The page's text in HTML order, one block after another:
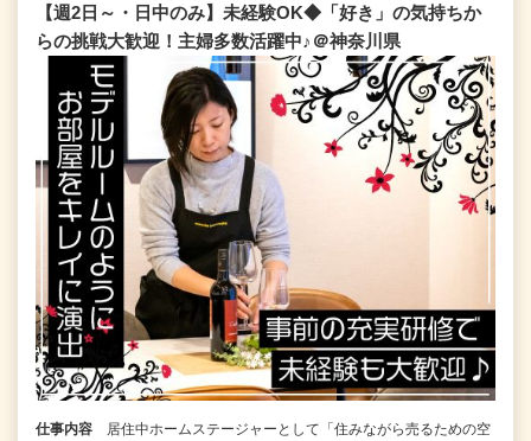
【週2日～・日中のみ】未経験OK◆「好き」の気持ちか
らの挑戦大歓迎！主婦多数活躍中♪＠神奈川県
仕事内容
居住中ホームステージャーとして「住みながら売るための空